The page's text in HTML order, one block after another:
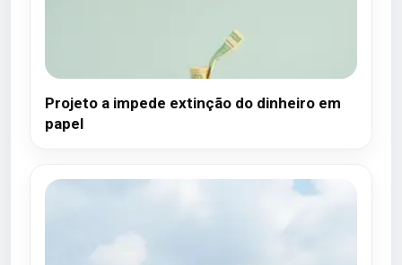
Projeto a impede extinção do dinheiro em
papel